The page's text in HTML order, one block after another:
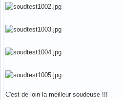
C'est de loin la meilleur soudeuse !!!